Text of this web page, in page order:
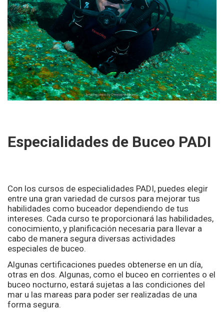
a
d
e
s
Especialidades de Buceo PADI
Con los cursos de especialidades PADI, puedes elegir
entre una gran variedad de cursos para mejorar tus
habilidades como buceador dependiendo de tus
intereses. Cada curso te proporcionará las habilidades,
conocimiento, y planificación necesaria para llevar a
cabo de manera segura diversas actividades
especiales de buceo.
Algunas certificaciones puedes obtenerse en un día,
otras en dos. Algunas, como el buceo en corrientes o el
buceo nocturno, estará sujetas a las condiciones del
mar u las mareas para poder ser realizadas de una
forma segura.